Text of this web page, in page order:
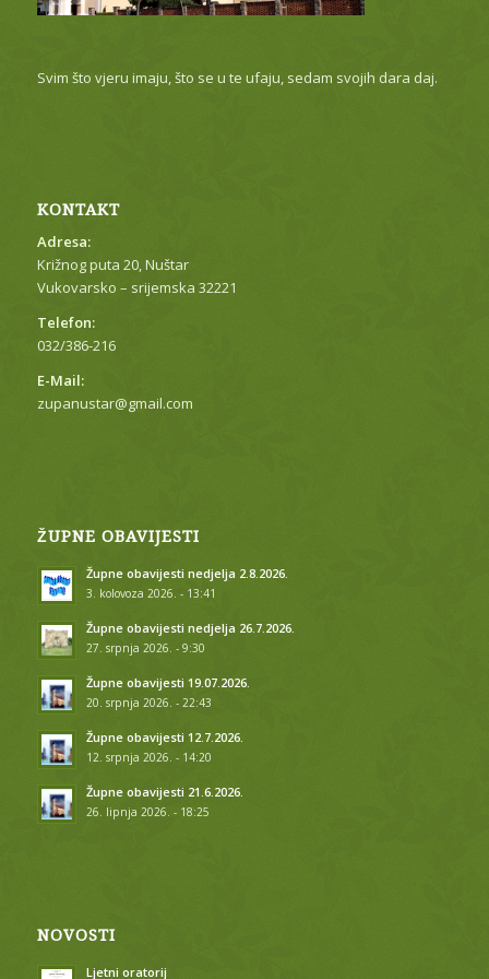
Svim što vjeru imaju, što se u te ufaju, sedam svojih dara daj.
KONTAKT
Adresa:
Križnog puta 20, Nuštar
Vukovarsko – srijemska 32221
Telefon:
032/386-216
E-Mail:
zupanustar@gmail.com
ŽUPNE OBAVIJESTI
Župne obavijesti nedjelja 2.8.2026.
3. kolovoza 2026. - 13:41
Župne obavijesti nedjelja 26.7.2026.
27. srpnja 2026. - 9:30
Župne obavijesti 19.07.2026.
20. srpnja 2026. - 22:43
Župne obavijesti 12.7.2026.
12. srpnja 2026. - 14:20
Župne obavijesti 21.6.2026.
26. lipnja 2026. - 18:25
NOVOSTI
Ljetni oratorij